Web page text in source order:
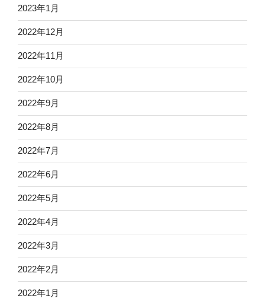
2023年1月
2022年12月
2022年11月
2022年10月
2022年9月
2022年8月
2022年7月
2022年6月
2022年5月
2022年4月
2022年3月
2022年2月
2022年1月